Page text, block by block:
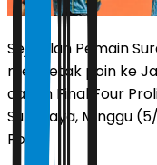
Sejumlah Pemain
mencetak poin ke
dalam Final Four
Surabaya, Minggu
Pos)